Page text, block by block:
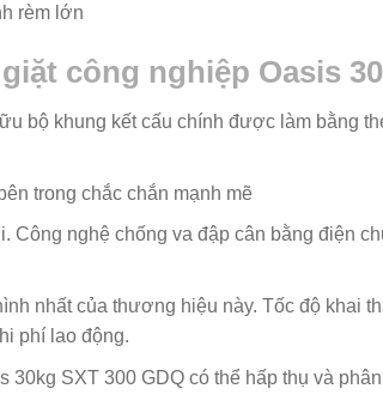
rèm lớn
công nghiệp Oasis
bộ khung kết cấu chính được làm bằng
trong chắc chắn mạnh mẽ
Công nghệ chống va đập cân bằng điện
nhất của thương hiệu này. Tốc độ khai
phí lao động.
SXT 300 GDQ có thể hấp thụ và